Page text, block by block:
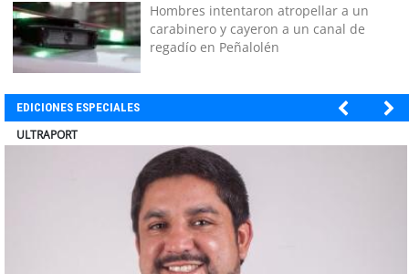
Hombres intentaron atropellar a un
carabinero y cayeron a un canal de
regadío en Peñalolén
EDICIONES ESPECIALES
ULTRAPORT